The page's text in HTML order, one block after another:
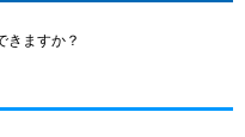
きますか？